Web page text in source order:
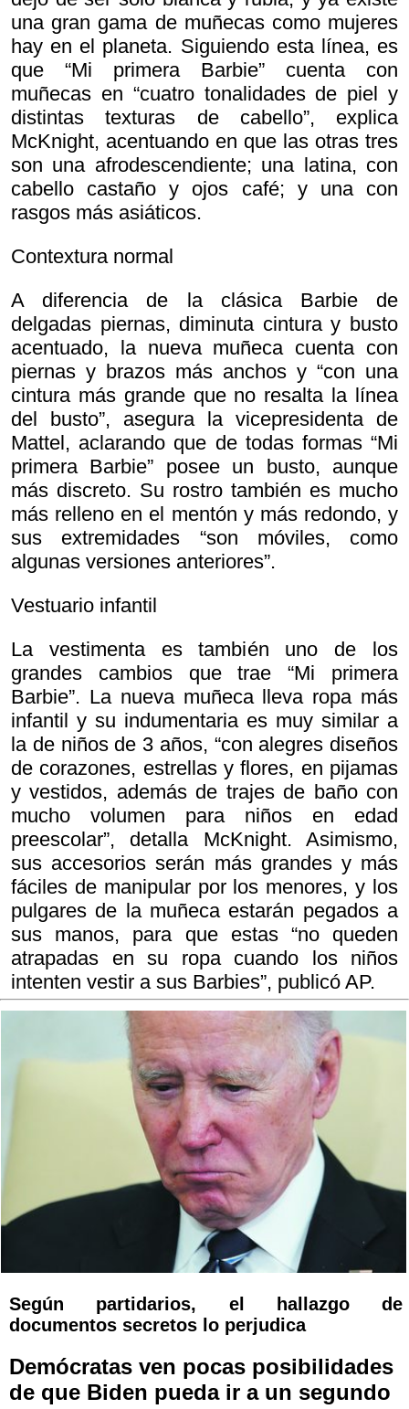
una gran gama de muñecas como mujeres
hay en el planeta. Siguiendo esta línea, es
que “Mi primera Barbie” cuenta con
muñecas en “cuatro tonalidades de piel y
distintas texturas de cabello”, explica
McKnight, acentuando en que las otras tres
son una afrodescendiente; una latina, con
cabello castaño y ojos café; y una con
rasgos más asiáticos.
Contextura normal
A diferencia de la clásica Barbie de
delgadas piernas, diminuta cintura y busto
acentuado, la nueva muñeca cuenta con
piernas y brazos más anchos y “con una
cintura más grande que no resalta la línea
del busto”, asegura la vicepresidenta de
Mattel, aclarando que de todas formas “Mi
primera Barbie” posee un busto, aunque
más discreto. Su rostro también es mucho
más relleno en el mentón y más redondo, y
sus extremidades “son móviles, como
algunas versiones anteriores”.
Vestuario infantil
La vestimenta es también uno de los
grandes cambios que trae “Mi primera
Barbie”. La nueva muñeca lleva ropa más
infantil y su indumentaria es muy similar a
la de niños de 3 años, “con alegres diseños
de corazones, estrellas y flores, en pijamas
y vestidos, además de trajes de baño con
mucho volumen para niños en edad
preescolar”, detalla McKnight. Asimismo,
sus accesorios serán más grandes y más
fáciles de manipular por los menores, y los
pulgares de la muñeca estarán pegados a
sus manos, para que estas “no queden
atrapadas en su ropa cuando los niños
intenten vestir a sus Barbies”, publicó AP.
Según partidarios, el hallazgo de
documentos secretos lo perjudica
Demócratas ven pocas posibilidades
de que Biden pueda ir a un segundo